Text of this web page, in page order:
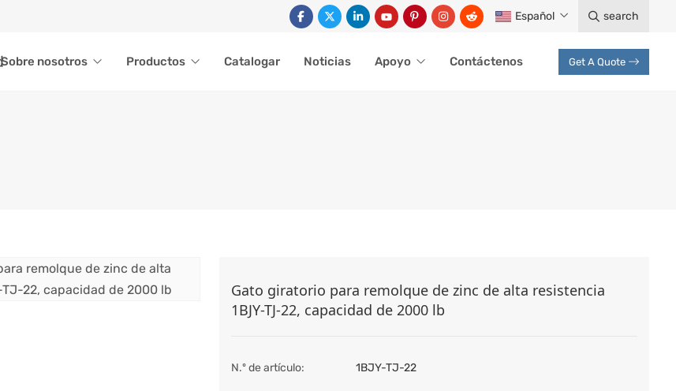
Español search
Sobre nosotros Productos Catalogar Noticias Apoyo Contáctenos Get A Quote
GATO GIRATORIO
Gato de remolque Gato giratorio
Gato giratorio para remolque de zinc de alta resistencia
1BJY-TJ-22, capacidad de 2000 lb
N.º de artículo: 1BJY-TJ-22